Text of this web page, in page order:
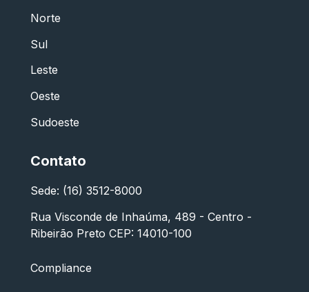
Norte
Sul
Leste
Oeste
Sudoeste
Contato
Sede: (16) 3512-8000
Rua Visconde de Inhaúma, 489 - Centro -
Ribeirão Preto CEP: 14010-100
Compliance